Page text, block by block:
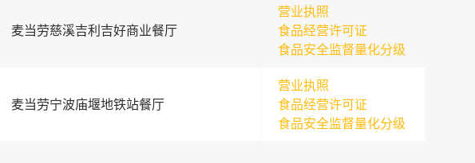
麦当劳慈溪吉利吉好商业餐厅
营业执照
食品经营许可证
食品安全监督量化分级
麦当劳宁波庙堰地铁站餐厅
营业执照
食品经营许可证
食品安全监督量化分级